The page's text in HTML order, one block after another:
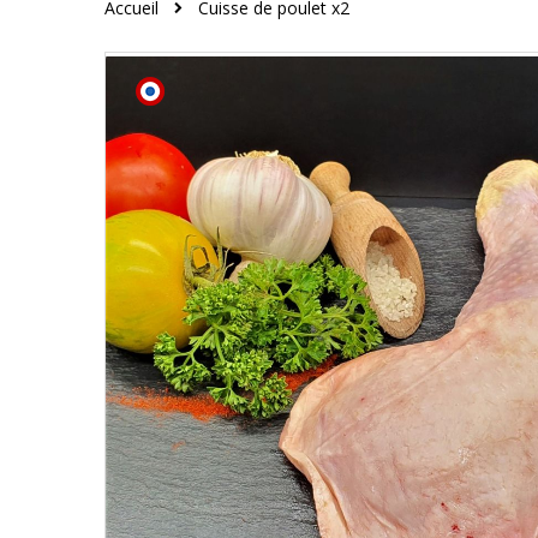
Accueil Cuisse de poulet x2
Skip
end
of
the
images
gallery